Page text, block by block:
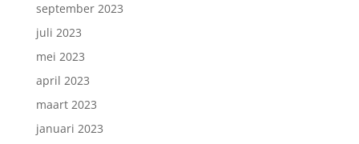
september 2023
juli 2023
mei 2023
april 2023
maart 2023
januari 2023